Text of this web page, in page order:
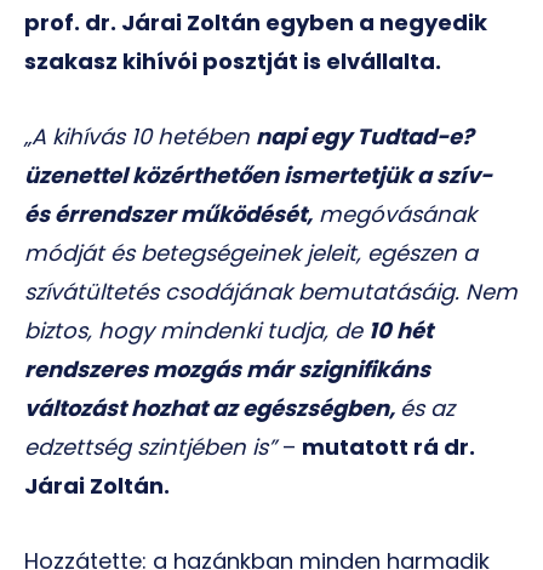
prof. dr. Járai Zoltán egyben a negyedik
szakasz kihívói posztját is elvállalta.
„A kihívás 10 hetében napi egy Tudtad-e?
üzenettel közérthetően ismertetjük a szív-
és érrendszer működését, megóvásának
módját és betegségeinek jeleit, egészen a
szívátültetés csodájának bemutatásáig. Nem
biztos, hogy mindenki tudja, de 10 hét
rendszeres mozgás már szignifikáns
változást hozhat az egészségben, és az
edzettség szintjében is”– mutatott rá dr.
Járai Zoltán.
Hozzátette: a hazánkban minden harmadik